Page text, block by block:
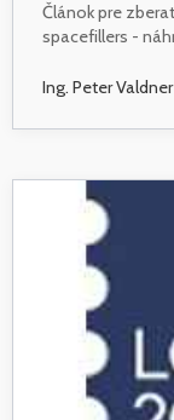
Článok pre
spacefillers -
Ing. Peter Valdner